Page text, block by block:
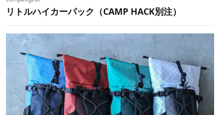
リトルハイカーパック（CAMP HACK別注）